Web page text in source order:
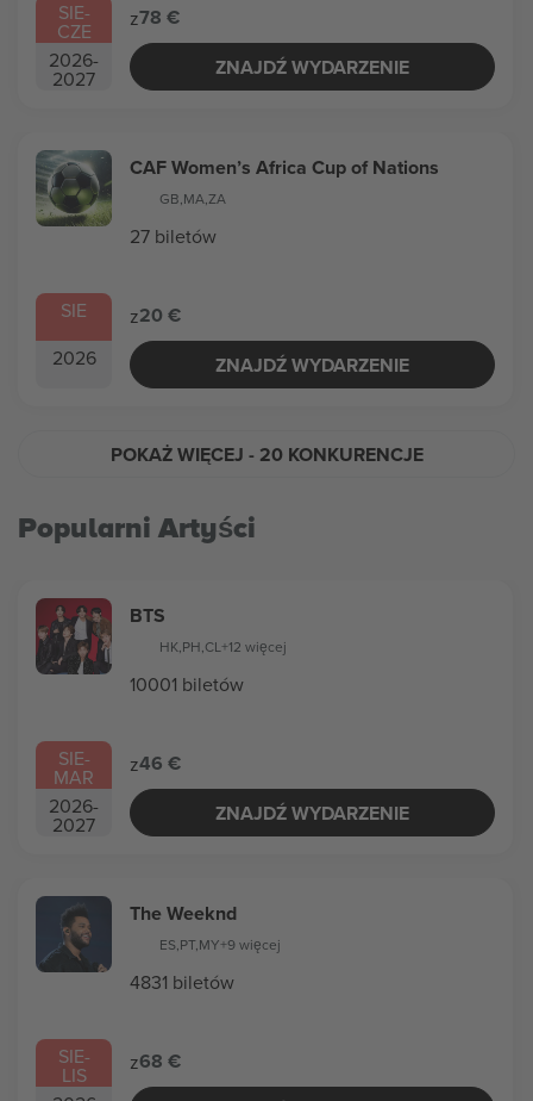
SIE-
CZE
2026-
2027
z78 €
ZNAJDŹ WYDARZENIE
SIE
2026
CAF Women’s Africa Cup of Nations
GB,MA,ZA
27 biletów
z20 €
ZNAJDŹ WYDARZENIE
POKAŻ WIĘCEJ - 20 KONKURENCJE
Popularni Artyści
SIE-
MAR
2026-
2027
BTS
HK,PH,CL+12 więcej
10001 biletów
z46 €
ZNAJDŹ WYDARZENIE
SIE-
LIS
The Weeknd
ES,PT,MY+9 więcej
4831 biletów
z68 €